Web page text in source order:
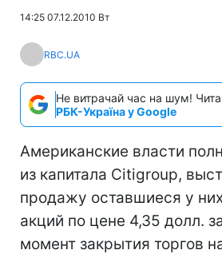
14:25 07.12.2010 Вт
RBC.UA
Не витрачай час на шум!
РБК-Україна у Google
Американские власти
из капитала Citigroup,
продажу оставшиеся у
акций по цене 4,35 долл.
момент закрытия торгов